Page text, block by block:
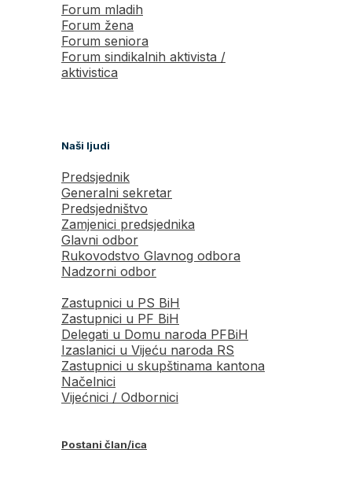
Forum mladih
Forum žena
Forum seniora
Forum sindikalnih aktivista /
aktivistica
Naši ljudi
Predsjednik
Generalni sekretar
Predsjedništvo
Zamjenici predsjednika
Glavni odbor
Rukovodstvo Glavnog odbora
Nadzorni odbor
Zastupnici u PS BiH
Zastupnici u PF BiH
Delegati u Domu naroda PFBiH
Izaslanici u Vijeću naroda RS
Zastupnici u skupštinama kantona
Načelnici
Vijećnici / Odbornici
Postani član/ica